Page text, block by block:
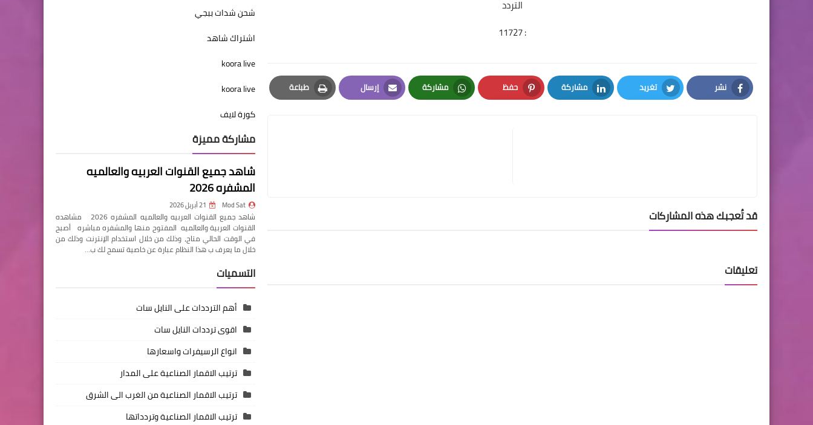
التردد
: 11727
نشر
Facebook
تغريد
Twitter
مشاركة
LinkedIn
حفظ
Pinterest
مشاركة
Whatsapp
إرسال
Email
طباعة
Print
قد تُعجبك هذه المشاركات
تعليقات
شحن شدات ببجي
اشتراك شاهد
koora live
koora live
كورة لايف
مشاركة مميزة
شاهد جميع القنوات العربيه والعالميه
المشفره 2026
Mod Sat 21 أبريل 2026
شاهد جميع القنوات العربيه والعالميه المشفره 2026 مشاهده
القنوات العربية والعالميه المفتوح منها والمشفره مباشره أصبح
في الوقت الحالي متاح، وذلك من خلال استخدام الإنترنت وذلك من
خلال ما يعرف ب هذا النظام عبارة عن خاصية تسمح لك ب…
التسميات
أهم الترددات على النايل سات
اقوى ترددات النايل سات
انواع الرسيفرات واسعارها
ترتيب الاقمار الصناعية على المدار
ترتيب الاقمار الصناعية من الغرب الى الشرق
ترتيب الاقمار الصناعية وتردداتها